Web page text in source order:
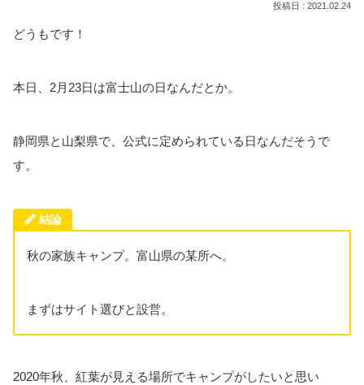
2021.02.24
どうもです！
本日、2月23日は富士山の日なんだとか。
静岡県と山梨県で、公式に定められている日なんだそうで
す。
結論
秋の家族キャンプ。富山県の某所へ。
まずはサイト選びと設営。
2020年秋、紅葉が見える場所でキャンプがしたいと思い